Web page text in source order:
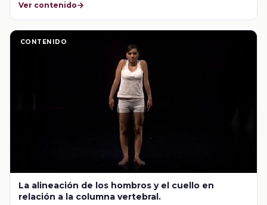
Ver contenido
CONTENIDO
La alineación de los hombros y el cuello en
relación a la columna vertebral.